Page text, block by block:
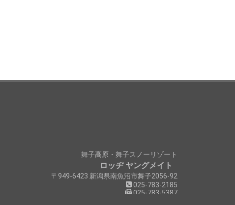
舞子高原・舞子スノーリゾート
ロッヂ ヤングメイト
〒949-6423 新潟県南魚沼市舞子2056-92
025-783-2185
025-783-5387